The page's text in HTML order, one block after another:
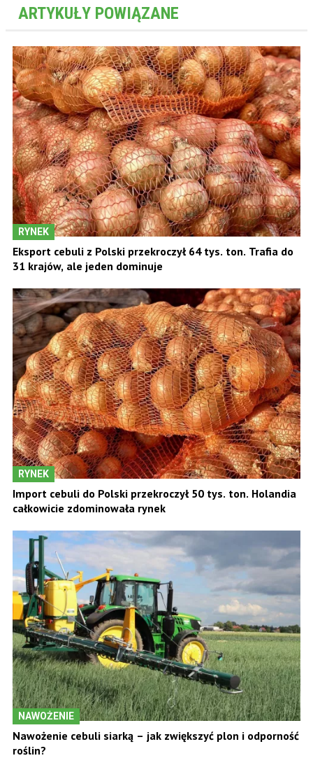
ARTYKUŁY POWIĄZANE
RYNEK
Eksport cebuli z Polski przekroczył 64 tys. ton. Trafia do
31 krajów, ale jeden dominuje
RYNEK
Import cebuli do Polski przekroczył 50 tys. ton. Holandia
całkowicie zdominowała rynek
NAWOŻENIE
Nawożenie cebuli siarką – jak zwiększyć plon i odporność
roślin?